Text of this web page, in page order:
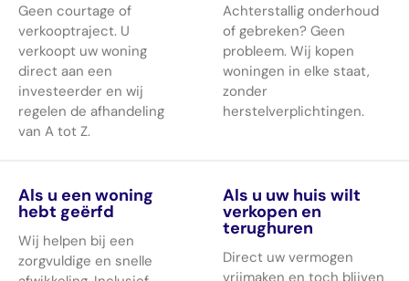
Geen courtage of
verkooptraject. U
verkoopt uw woning
direct aan een
investeerder en wij
regelen de afhandeling
van A tot Z.
Achterstallig onderhoud
of gebreken? Geen
probleem. Wij kopen
woningen in elke staat,
zonder
herstelverplichtingen.
Als u een woning
hebt geërfd
Wij helpen bij een
zorgvuldige en snelle
Als u uw huis wilt
verkopen en
terughuren
Direct uw vermogen
vrijmaken en toch blijven